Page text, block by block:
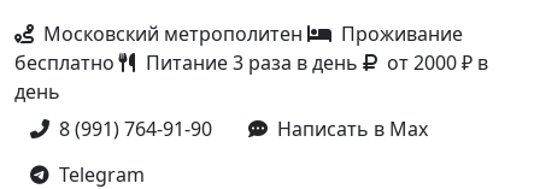
Московский метрополитен
Проживание
бесплатно
Питание 3 раза в день
от 2000 ₽ в
день
8 (991) 764-91-90
Написать в Max
Telegram